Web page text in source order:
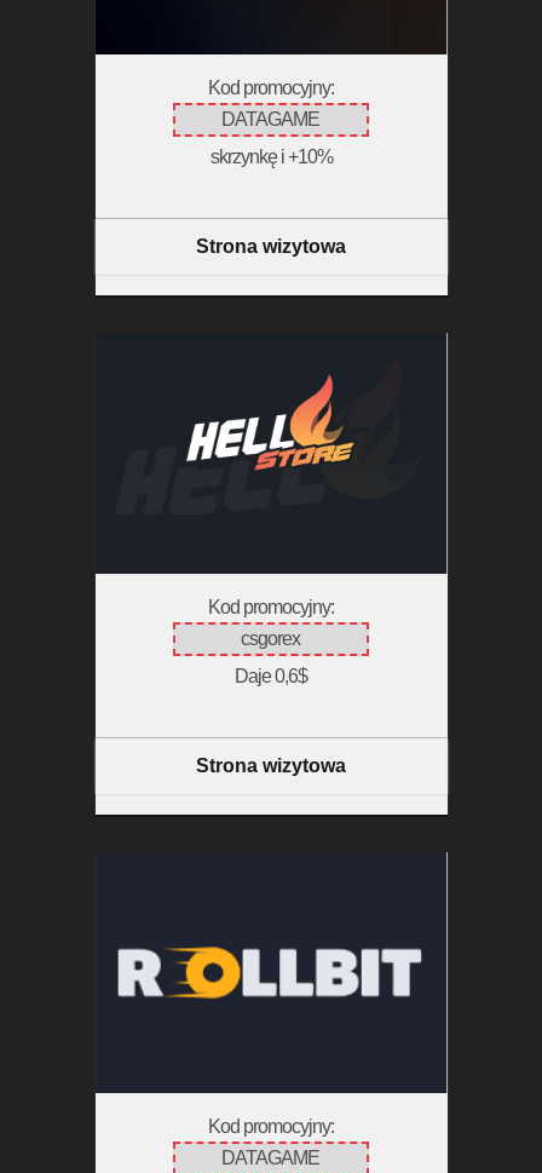
Kod promocyjny:
DATAGAME
skrzynkę i +10%
Strona wizytowa
Kod promocyjny:
csgorex
Daje 0,6$
Strona wizytowa
Kod promocyjny:
DATAGAME